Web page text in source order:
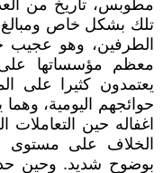
مطوبس، تاريخ من
تلك بشكل خاص ومبالغ
الطرفين، وهو عجيب
معظم مؤسساتها على
يعتمدون كثيرا على
حوائجهم اليومية، وهما
اغفاله حين التعاملات
الخلاف على
بوضوح شديد. وحين